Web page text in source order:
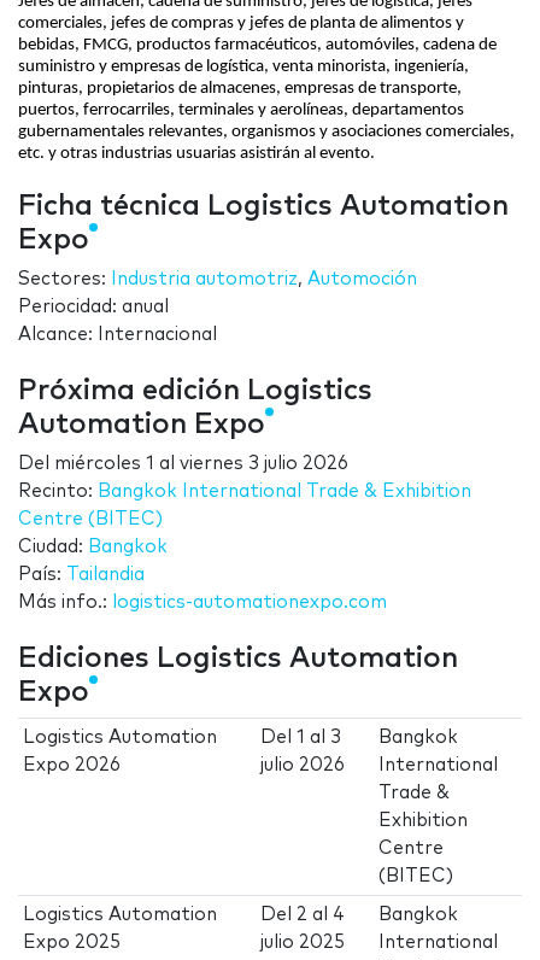
comerciales, jefes de compras y jefes de planta de alimentos y
bebidas, FMCG, productos farmacéuticos, automóviles, cadena de
suministro y empresas de logística, venta minorista, ingeniería,
pinturas, propietarios de almacenes, empresas de transporte,
puertos, ferrocarriles, terminales y aerolíneas, departamentos
gubernamentales relevantes, organismos y asociaciones comerciales,
etc. y otras industrias usuarias asistirán al evento.
Ficha técnica Logistics Automation
Expo
Sectores: Industria automotriz, Automoción
Periocidad: anual
Alcance: Internacional
Próxima edición Logistics
Automation Expo
Del miércoles 1 al viernes 3 julio 2026
Recinto: Bangkok International Trade & Exhibition
Centre (BITEC)
Ciudad: Bangkok
País:
Tailandia
Más info.: logistics-automationexpo.com
Ediciones Logistics Automation
Expo
Logistics Automation
Expo 2026
Del1 al 3
julio 2026
Bangkok
International
Trade &
Exhibition
Centre
(BITEC)
Logistics Automation
Expo 2025
Del 2 al 4
julio 2025
Bangkok
International